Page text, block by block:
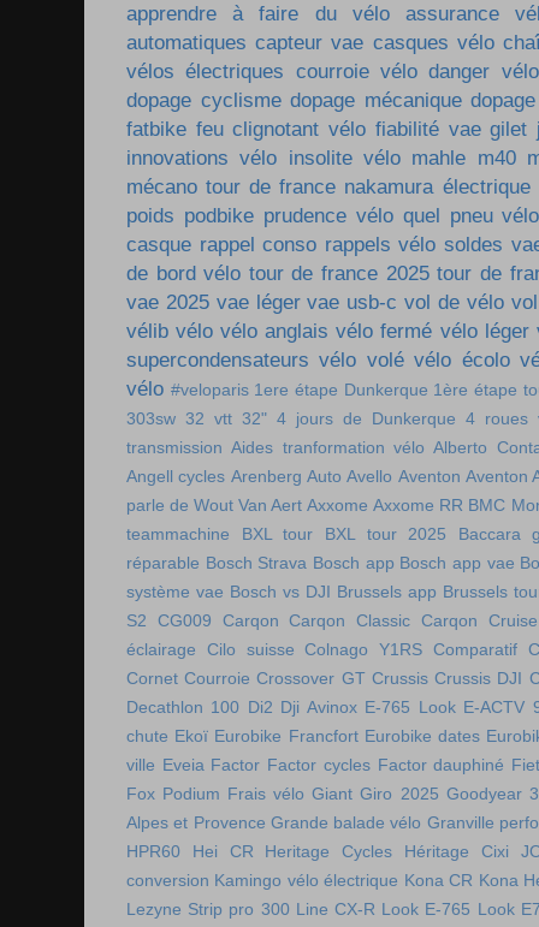
apprendre à faire du vélo
assurance
automatiques capteur vae casques vélo
vélos électriques courroie vélo danger vélo
dopage cyclisme dopage mécanique
fatbike feu clignotant vélo fiabilité vae gilet
innovations vélo insolite vélo mahle m40
mécano tour de france nakamura électrique
poids podbike prudence vélo quel pneu vélo
casque rappel conso rappels vélo soldes
de bord vélo tour de france 2025 tour de
vae 2025 vae léger vae usb-c vol de vélo
vélib vélo vélo anglais vélo fermé vélo léger
supercondensateurs vélo volé vélo écolo
vélo #veloparis 1ere étape Dunkerque 1ère étape
303sw 32 vtt 32" 4 jours de Dunkerque 4 roues
transmission Aides tranformation vélo Alberto
Angell cycles Arenberg Auto Avello Aventon Aventon
parle de Wout Van Aert Axxome Axxome RR BMC
teammachine
BXL tour BXL tour 2025
Baccara
réparable Bosch Strava Bosch app Bosch app vae
système vae Bosch vs DJI Brussels app Brussels
S2
CG009 Carqon Carqon Classic Carqon Cruise
éclairage
Cilo suisse Colnago Y1RS Comparatif
Cornet Courroie Crossover GT Crussis Crussis DJI
Decathlon 100 Di2 Dji Avinox E-765 Look E-ACTV
chute Ekoï Eurobike Francfort Eurobike dates
ville Eveia Factor Factor cycles Factor dauphiné
Fox Podium Frais vélo Giant Giro 2025 Goodyear
Alpes et Provence Grande balade vélo Granville
HPR60
Hei CR Heritage Cycles Héritage Cixi
conversion Kamingo vélo électrique Kona CR Kona
Lezyne Strip pro 300 Line CX-R Look E-765 Look